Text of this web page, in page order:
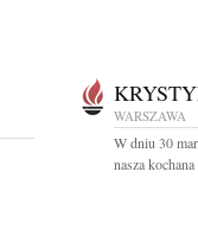
WARSZAWA
W dniu 30
nasza